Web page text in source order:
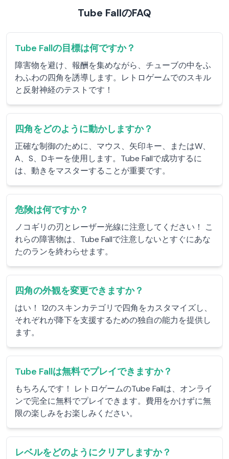
Tube FallのFAQ
Tube Fallの目標は何ですか？
障害物を避け、報酬を集めながら、チューブの中をふ
わふわの四角を誘導します。レトロゲームでのスキル
と反射神経のテストです！
四角をどのように動かしますか？
正確な制御のために、マウス、矢印キー、またはW、
A、S、Dキーを使用します。Tube Fallで成功するに
は、動きをマスターすることが重要です。
危険は何ですか？
ノコギリの刃とレーザー光線に注意してください！ こ
れらの障害物は、Tube Fallで注意しないとすぐにあな
たのランを終わらせます。
四角の外観を変更できますか？
はい！ 12のスキンカテゴリで四角をカスタマイズし、
それぞれが降下を支援するための独自の能力を提供し
ます。
Tube Fallは無料でプレイできますか？
もちろんです！ レトロゲームのTube Fallは、オンライ
ンで完全に無料でプレイできます。費用をかけずに無
限の楽しみをお楽しみください。
レベルをどのようにクリアしますか？